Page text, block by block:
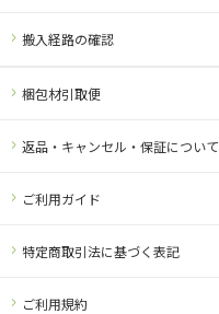
ご利用ガイド
ご利用規約
特定商取引法に基づく表記
梱包材引取便
返品・キャンセル・保証について
搬入経路の確認